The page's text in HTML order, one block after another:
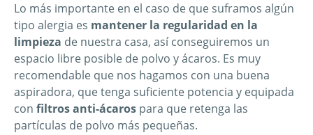
Lo más importante en el caso de que suframos algún
tipo alergia es mantener la regularidad en la
limpieza de nuestra casa, así conseguiremos un
espacio libre posible de polvo y ácaros. Es muy
recomendable que nos hagamos con una buena
aspiradora, que tenga suficiente potencia y equipada
con filtros anti-ácaros para que retenga las
partículas de polvo más pequeñas.